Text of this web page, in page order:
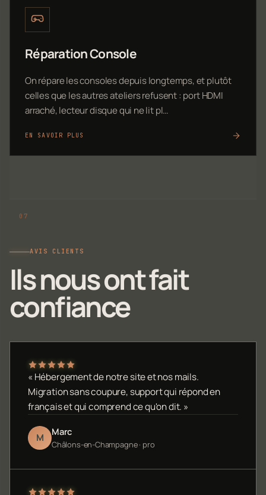
Réparation Console
On répare les consoles depuis longtemps, et plutôt
celles que les autres ateliers refusent : port HDMI
arraché, lecteur disque qui ne lit pl…
EN SAVOIR PLUS
AVIS CLIENTS
Ils nous ont fait
confiance
« Hébergement de notre site et nos mails.
Migration sans coupure, support qui répond en
français et qui comprend ce qu'on dit. »
M Marc
Châlons-en-Champagne · pro